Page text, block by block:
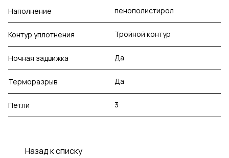
Наполнение пенополистирол
Контур уплотнения Тройной контур
Ночная задвижка Да
Терморазрыв Да
Петли 3
Назад к списку